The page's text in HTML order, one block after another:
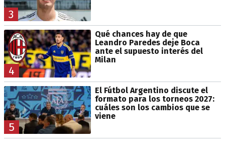
3
4
Qué chances hay de que
Leandro Paredes deje Boca
ante el supuesto interés del
Milan
5
El Fútbol Argentino discute el
formato para los torneos 2027:
cuáles son los cambios que se
viene